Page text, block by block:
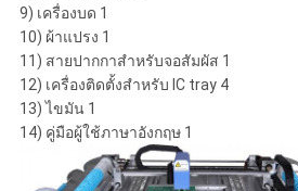
9) เครื่องบด 1
10) ผ้าแปรง 1
11) สายปากกาสําหรับจอสัมผัส 1
12) เครื่องติดตั้งสําหรับ IC tray 4
13) ไขมัน 1
14) คู่มือผู้ใช้ภาษาอังกฤษ 1